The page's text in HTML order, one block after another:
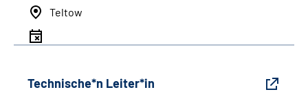
Teltow
Technische*n Leiter*in